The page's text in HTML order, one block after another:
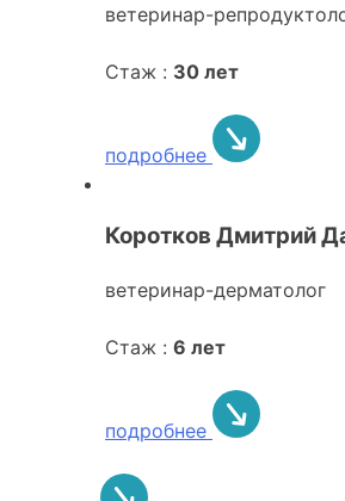
ветеринар-
Стаж : 30 лет
подробнее
Коротков Дмитрий
ветеринар-дерматолог
Стаж : 6 лет
подробнее